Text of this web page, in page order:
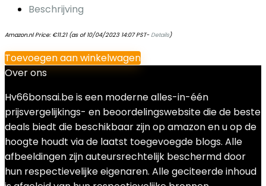
Beschrijving
Amazon.nl Price: €11.21(as of 10/04/2023 14:07 PST- Details)
Toevoegen aan winkelwagen
Over ons
Hv66bonsai.be is een moderne alles-in-één
prijsvergelijkings- en beoordelingswebsite die de beste
deals biedt die beschikbaar zijn op amazon en u op de
hoogte houdt via de laatst toegevoegde blogs. Alle
afbeeldingen zijn auteursrechtelijk beschermd door
hun respectievelijke eigenaren. Alle geciteerde inhoud